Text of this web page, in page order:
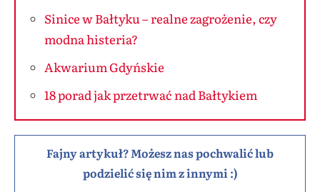
Sinice w Bałtyku – realne zagrożenie, czy
modna histeria?
Akwarium Gdyńskie
18 porad jak przetrwać nad Bałtykiem
Fajny artykuł? Możesz nas pochwalić lub
podzielić się nim z innymi :)